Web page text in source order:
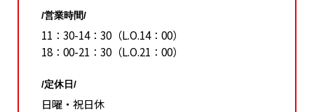
/営業時間/
11：30-14：30（L.O.14：00）
18：00-21：30（L.O.21：00）
/定休日/
日曜・祝日休